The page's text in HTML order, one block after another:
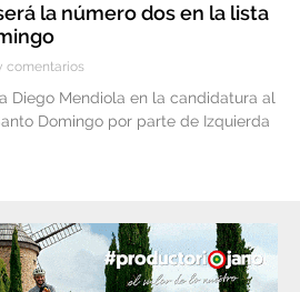
la número dos en la lista
comentarios
Diego Mendiola en la candidatura al
Domingo por parte de Izquierda